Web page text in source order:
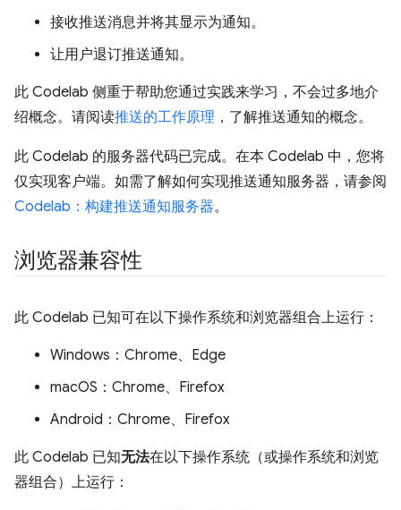
接收推送消息并将其显示为通知。
让用户退订推送通知。
此 Codelab 侧重于帮助您通过实践来学习，不会过多地介
绍概念。请阅读推送的工作原理 ，了解推送通知的概念。
此 Codelab 的服务器代码已完成。在本 Codelab 中，您将
仅实现客户端。如需了解如何实现推送通知服务器，请参阅
Codelab：构建推送通知服务器。
浏览器兼容性
此 Codelab 已知可在以下操作系统和浏览器组合上运行：
Windows：Chrome、Edge
macOS：Chrome、Firefox
Android：Chrome、Firefox
此 Codelab 已知无法在以下操作系统（或操作系统和浏览
器组合）上运行：